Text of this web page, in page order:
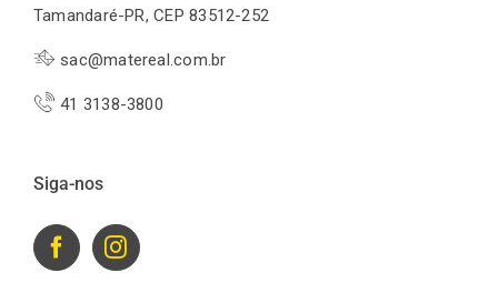
Tamandaré-PR, CEP 83512-252
sac@matereal.com.br
41 3138-3800
Siga-nos